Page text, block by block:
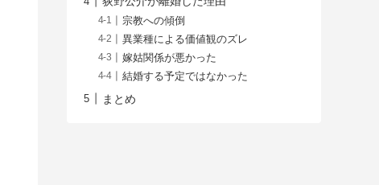
宗教への傾倒
異業種による価値観のズレ
嫁姑関係が悪かった
結婚する予定ではなかった
まとめ